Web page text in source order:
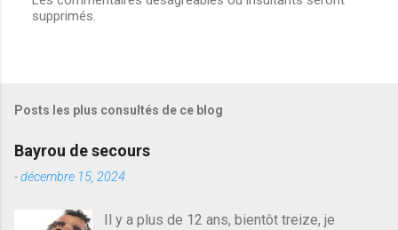
n
t
e
r
u
supprimés.
Posts les plus consultés de ce blog
Bayrou de secours
-décembre 15, 2024
Il y a plus de 12 ans, bientôt treize, je